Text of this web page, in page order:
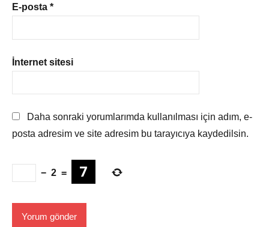
E-posta *
İnternet sitesi
Daha sonraki yorumlarımda kullanılması için adım, e-
posta adresim ve site adresim bu tarayıcıya kaydedilsin.
− 2 =